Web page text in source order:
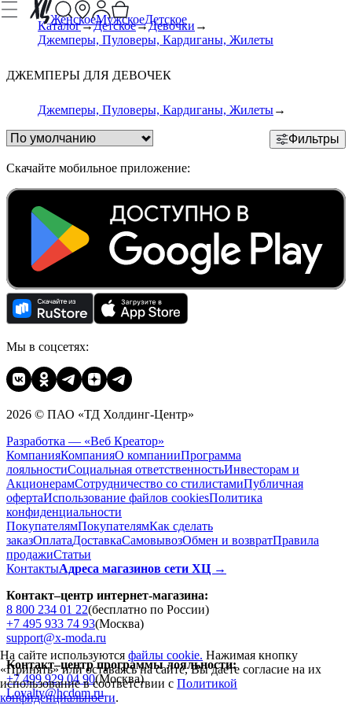
ЖенскоеМужскоеДетское
Каталог Детское
Девочки
Джемперы, Пуловеры, Кардиганы, Жилеты
ДЖЕМПЕРЫ ДЛЯ ДЕВОЧЕК
Джемперы, Пуловеры, Кардиганы, Жилеты
Фильтры
Скачайте мобильное приложение:
Мы в соцсетях:
2026 © ПАО «ТД Холдинг-Центр»
Разработка — «Веб Креатор»
КомпанияКомпанияО компанииПрограмма
лояльностиСоциальная ответственностьИнвесторам и
АкционерамСотрудничество со стилистамиПубличная
офертаИспользование файлов cookiesПолитика
конфиденциальности
ПокупателямПокупателямКак сделать
заказОплатаДоставкаCамовывозОбмен и возвратПравила
продажиСтатьи
КонтактыАдреса магазинов сети ХЦ →
Контакт–центр интернет-магазина:
8 800 234 01 22(бесплатно по России)
+7 495 933 74 93(Москва)
support@x-moda.ru
Контакт–центр программы лояльности:
+7 499 929 04 90(Москва)
Loyalty@hcdom.ru
На сайте используются файлы cookie. Нажимая кнопку
«Принять» или оставаясь на сайте, Вы даете согласие на их
использование в соответствии с Политикой
конфиденциальности.